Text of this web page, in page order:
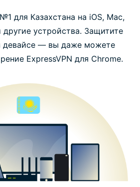
для Казахстана на iOS, Mac,
другие устройства. Защитите
девайсе — вы даже можете
ExpressVPN для Chrome.